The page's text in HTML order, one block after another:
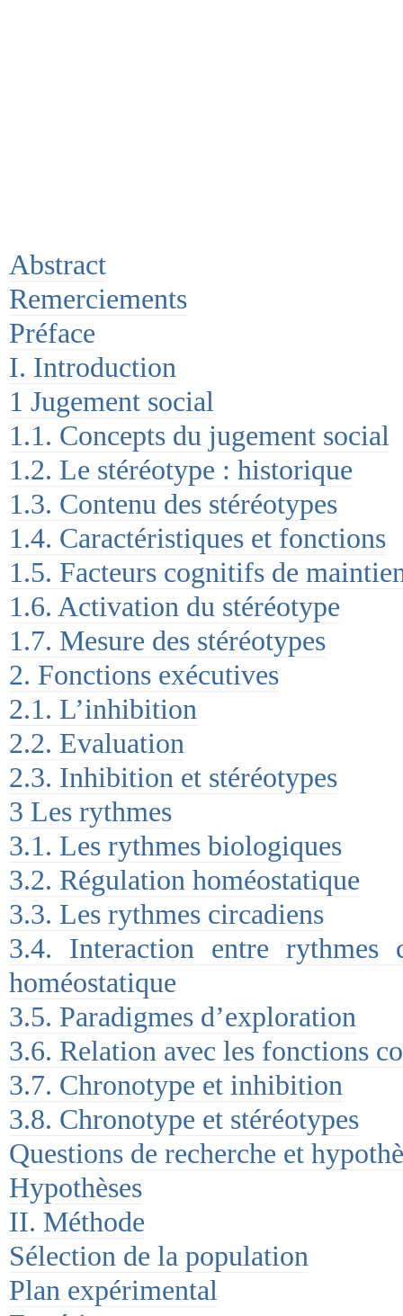
Abstract
Remerciements
Préface
I. Introduction
1 Jugement social
1.1. Concepts du jugement social
1.2. Le stéréotype : historique
1.3. Contenu des stéréotypes
1.4. Caractéristiques et fonctions
1.5. Facteurs cognitifs de
1.6. Activation du stéréotype
1.7. Mesure des stéréotypes
2. Fonctions exécutives
2.1. L’inhibition
2.2. Evaluation
2.3. Inhibition et stéréotypes
3 Les rythmes
3.1. Les rythmes biologiques
3.2. Régulation homéostatique
3.3. Les rythmes circadiens
3.4. Interaction entre rythmes
homéostatique
3.5. Paradigmes d’exploration
3.6. Relation avec les fonctions
3.7. Chronotype et inhibition
3.8. Chronotype et stéréotypes
Questions de recherche et
Hypothèses
II. Méthode
Sélection de la population
Plan expérimental